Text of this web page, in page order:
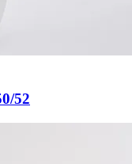
52